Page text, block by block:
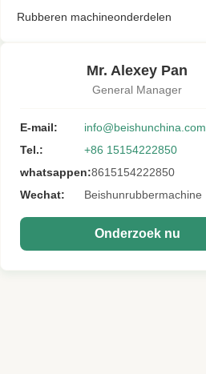
Rubberen machineonderdelen
Mr. Alexey Pan
General Manager
E-mail:
info@beishunchina.com
Tel.:
+86 15154222850
whatsappen:8615154222850
Wechat:
Beishunrubbermachine
Onderzoek nu